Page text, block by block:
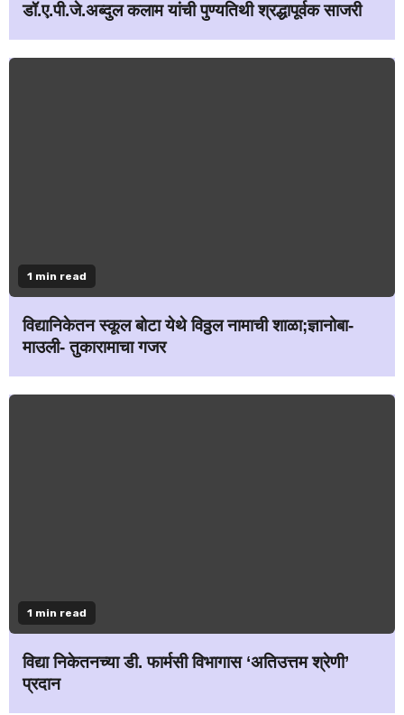
डॉ.ए.पी.जे.अब्दुल कलाम यांची पुण्यतिथी श्रद्धापूर्वक साजरी
1 min read
विद्यानिकेतन स्कूल बोटा येथे विठ्ठल नामाची शाळा;ज्ञानोबा-
माउली- तुकारामाचा गजर
1 min read
विद्या निकेतनच्या डी. फार्मसी विभागास ‘अतिउत्तम श्रेणी’
प्रदान